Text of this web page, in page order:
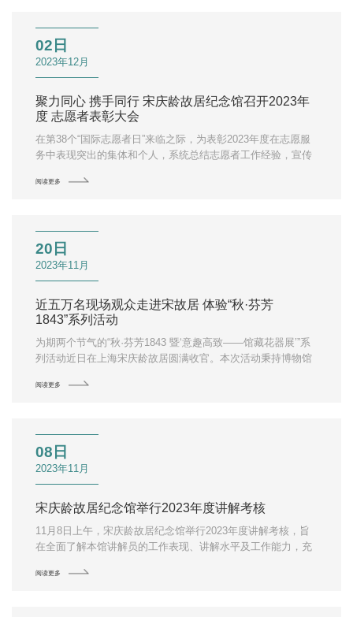
02日
2023年12月
聚力同心 携手同行 宋庆龄故居纪念馆召开2023年
度 志愿者表彰大会
在第38个“国际志愿者日”来临之际，为表彰2023年度在志愿服
务中表现突出的集体和个人，系统总结志愿者工作经验，宣传
·space召开“聚力同心 携手同行——2023年志愿者表彰大会”。
阅读更多
20日
2023年11月
近五万名现场观众走进宋故居 体验“秋·芬芳
1843”系列活动
为期两个节气的“秋·芬芳1843 暨‘意趣高致——馆藏花器展’”系
列活动近日在上海宋庆龄故居圆满收官。本次活动秉持博物馆
展、一条百米“芬芳”打卡线路、一只限定款“1843 宝盒(附打卡
阅读更多
08日
2023年11月
宋庆龄故居纪念馆举行2023年度讲解考核
11月8日上午，宋庆龄故居纪念馆举行2023年度讲解考核，旨
在全面了解本馆讲解员的工作表现、讲解水平及工作能力，充
阅读更多